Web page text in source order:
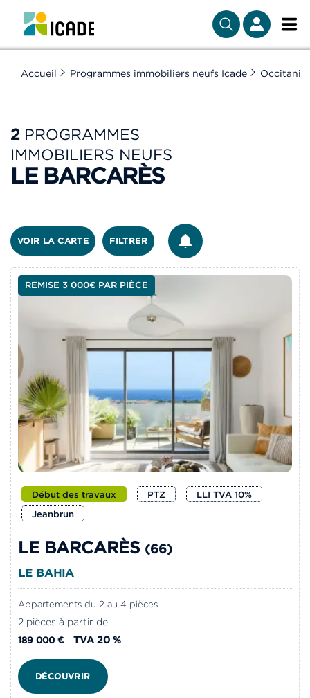
Accueil Programmes immobiliers neufs Icade Occitanie
2 PROGRAMMES
IMMOBILIERS NEUFS
LE BARCARÈS
VOIR LA CARTE FILTRER
ÊTRE ALERTÉ
REMISE 3 000€ PAR PIÈCE
Début des travaux PTZ
LLI TVA 10%
Jeanbrun
LE BARCARÈS (66)
LE BAHIA
Appartements du 2 au 4 pièces
2 pièces à partir de
189 000 € TVA 20 %
DÉCOUVRIR